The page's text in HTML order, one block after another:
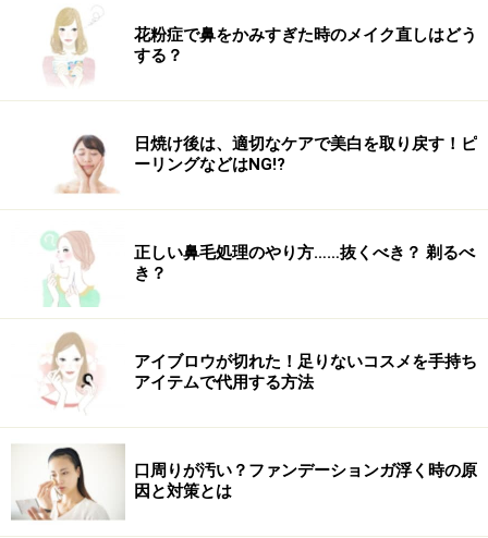
花粉症で鼻をかみすぎた時のメイク直しはどう
する？
日焼け後は、適切なケアで美白を取り戻す！ピ
ーリングなどはNG!?
正しい鼻毛処理のやり方……抜くべき？ 剃るべ
き？
アイブロウが切れた！足りないコスメを手持ち
アイテムで代用する方法
口周りが汚い？ファンデーションガ浮く時の原
因と対策とは